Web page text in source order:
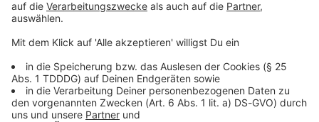
DAS KÖNNTE DICH AUCH INTERESSIEREN
Bayern